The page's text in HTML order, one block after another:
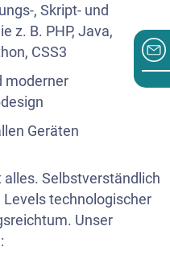
, Skript- und
z. B. PHP, Java,
CSS3
moderner
Geräten
Selbstverständlich
technologischer
Unser